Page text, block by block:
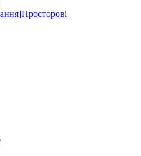
Просторові